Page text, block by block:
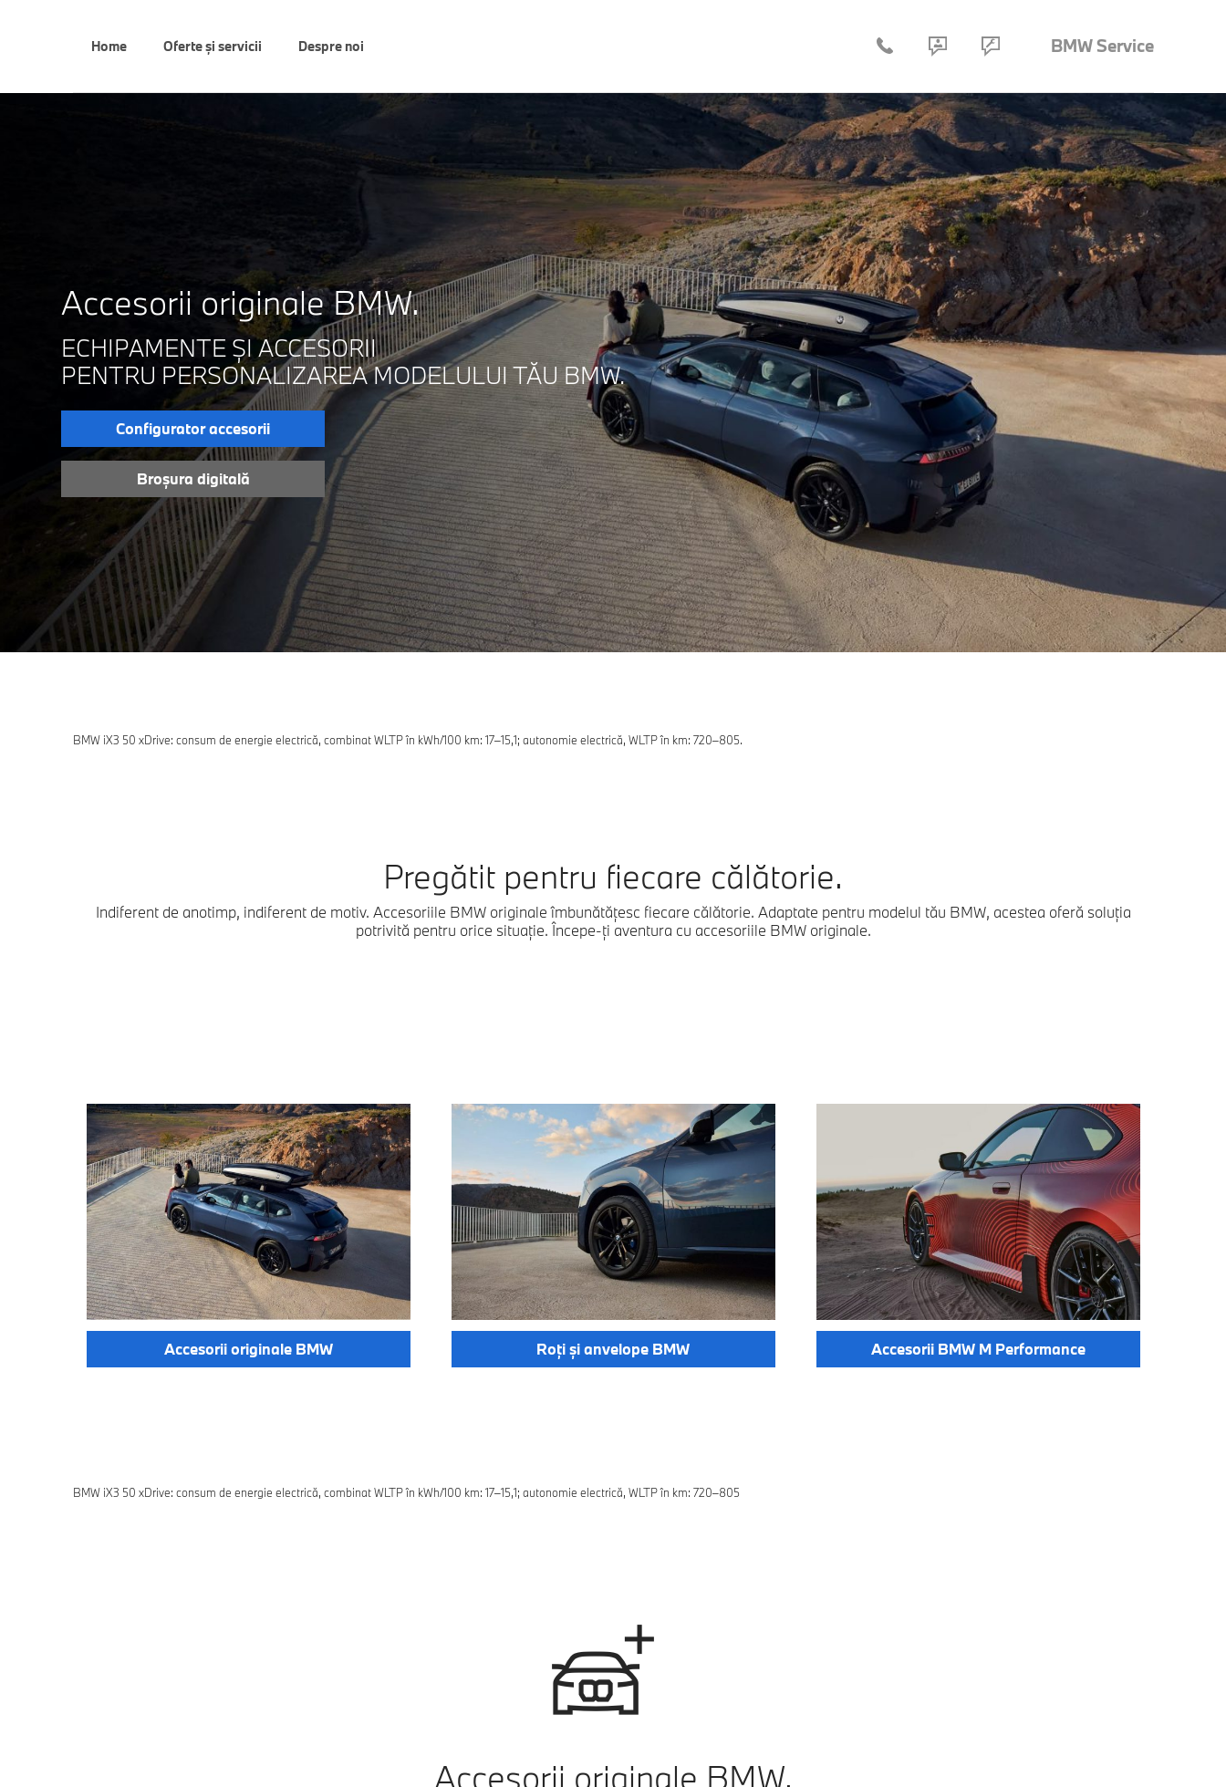
BMW Service
Home Oferte și servicii Despre noi
Accesorii originale BMW.
ECHIPAMENTE ŞI ACCESORII
PENTRU PERSONALIZAREA MODELULUI TĂU BMW.
Configurator accesorii
Broșura digitală
BMW iX3 50 xDrive: consum de energie electrică, combinat WLTP în kWh/100 km: 17–15,1; autonomie electrică, WLTP în km: 720–805.
Pregătit pentru fiecare călătorie.
Indiferent de anotimp, indiferent de motiv. Accesoriile BMW originale îmbunătățesc fiecare călătorie. Adaptate pentru modelul tău BMW, acestea oferă soluția
potrivită pentru orice situație. Începe-ți aventura cu accesoriile BMW originale.
Accesorii originale BMW Roți și anvelope BMW Accesorii BMW M Performance
BMW iX3 50 xDrive: consum de energie electrică, combinat WLTP în kWh/100 km: 17–15,1; autonomie electrică, WLTP în km: 720–805
Accesorii originale BMW.